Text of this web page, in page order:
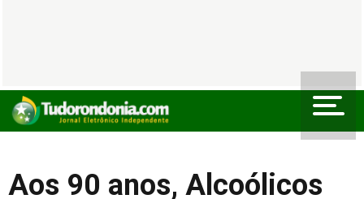
Aos 90 anos, Alcoólicos